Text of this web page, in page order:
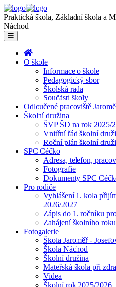
Praktická škola, Základní škola a
Náchod
O škole
Informace o škole
Pedagogický sbor
Školská rada
Součásti školy
Odloučené pracoviště
Školní družina
ŠVP ŠD na rok 2025/
Vnitřní řád školní
Roční plán školní
SPC Céčko
Adresa, telefon,
Fotografie
Dokumenty SPC
Pro rodiče
Vyhlášení 1. kola
2026/2027
Zápis do 1. ročníku
Zahájení školního
Fotogalerie
Škola Jaroměř -
Škola Náchod
Školní družina
Mateřská škola při
Videa
Školní rok 2025/2026